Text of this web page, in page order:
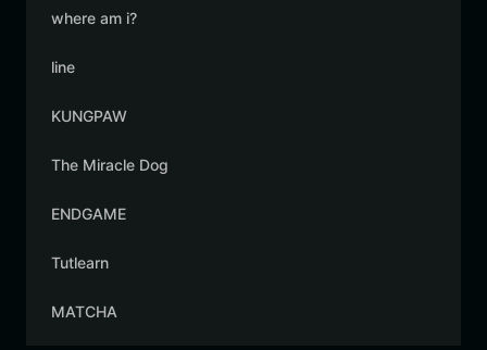
where am i?
line
KUNGPAW
The Miracle Dog
ENDGAME
Tutlearn
MATCHA